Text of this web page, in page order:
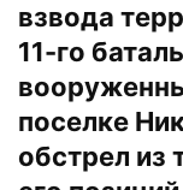
взвода
11-го
поселке
обстрел из